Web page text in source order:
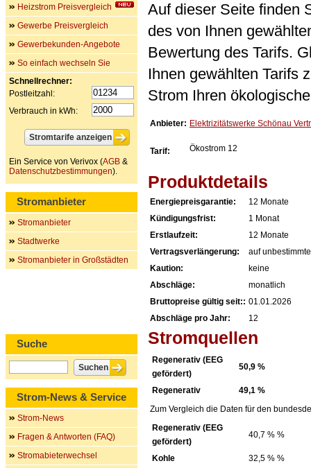
Auf dieser Seite finden
des von Ihnen
Bewertung des Tarifs.
Ihnen gewählten Tarifs
Strom Ihren
Anbieter: Elektrizitätswerke Schönau
Tarif: Ökostrom 12
Produktdetails
Energiepreisgarantie:
12 Monate
Kündigungsfrist:
1 Monat
Erstlaufzeit:
12 Monate
Vertragsverlängerung:
auf
Kaution:
keine
Abschläge:
monatlich
Bruttopreise gültig seit:: 01.01.2026
Abschläge pro Jahr:
12
Stromquellen
Regenerativ (EEG
gefördert)
50,9 %
Regenerativ
49,1 %
Zum Vergleich die Daten für den
Regenerativ (EEG
gefördert)
40,7 % %
Kohle
32,5 % %
Heizstrom Preisvergleich
Gewerbe Preisvergleich
Gewerbekunden-Angebote
So einfach wechseln Sie
Schnellrechner:
Postleitzahl:
Verbrauch in kWh:
Ein Service von Verivox (AGB &
Datenschutzbestimmungen).
Stromanbieter
Stromanbieter
Stadtwerke
Stromanbieter in Großstädten
Suche
Strom-News & Service
Strom-News
Fragen & Antworten (FAQ)
Stromabieterwechsel